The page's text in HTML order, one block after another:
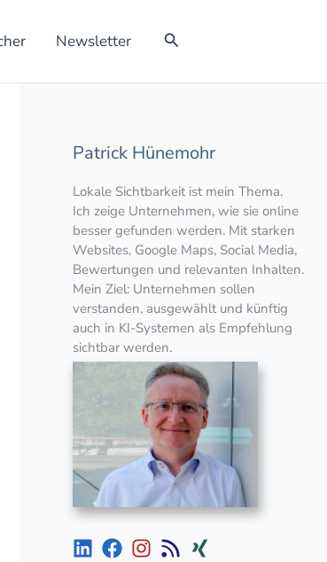
Newsletter Suchen
Patrick Hünemohr
Lokale Sichtbarkeit ist mein Thema.
Ich zeige Unternehmen, wie sie online
besser gefunden werden. Mit starken
Websites, Google Maps, Social Media,
Bewertungen und relevanten Inhalten.
Mein Ziel: Unternehmen sollen
verstanden, ausgewählt und künftig
auch in KI-Systemen als Empfehlung
sichtbar werden.